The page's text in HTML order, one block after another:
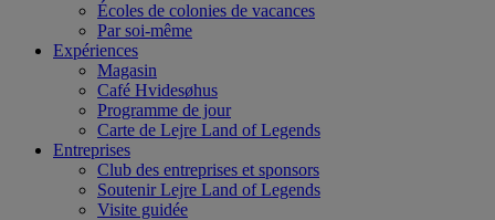
Écoles de colonies de vacances
Par soi-même
Expériences
Magasin
Café Hvidesøhus
Programme de jour
Carte de Lejre Land of Legends
Entreprises
Club des entreprises et sponsors
Soutenir Lejre Land of Legends
Visite guidée